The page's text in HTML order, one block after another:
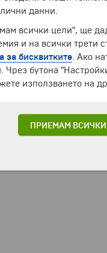
данни.
всички цели", ще
и на всички трети
за бисквитките . Ако
Чрез бутона
използването на
ПРИЕМАМ